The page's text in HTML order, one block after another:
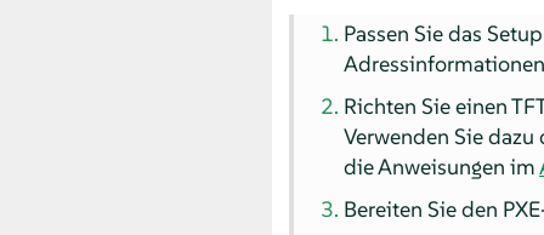
Passen Sie das
Richten Sie einen
Verwenden Sie
die Anweisungen im
Bereiten Sie den